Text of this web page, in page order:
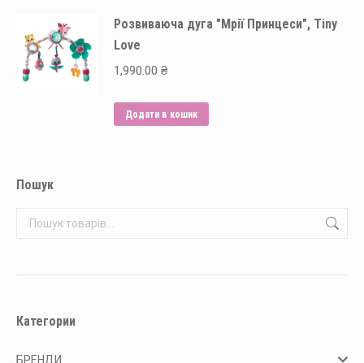
вибрати
Розвиваюча дуга "Мрії Принцеси", Tiny
Love
1,990.00 ₴
Додати в кошик
Пошук
Категории
БРЕНДИ